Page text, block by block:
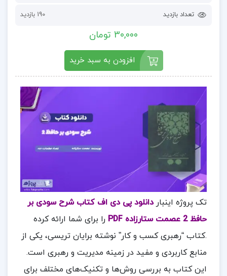
تعداد بازدید 190 بازدید
30,000 تومان
افزودن به سبد خرید
تک پروژه اینبار دانلود پی دی اف کتاب شرح سودی بر
حافظ 2 عصمت ستارزاده PDF
را برای شما ارائه کرده
.کتاب “رهبری کسب و کار” نوشته برایان تریسی، یکی از
منابع کاربردی و مفید در زمینه مدیریت و رهبری است.
این کتاب به بررسی روش‌ها و تکنیک‌های مختلف برای